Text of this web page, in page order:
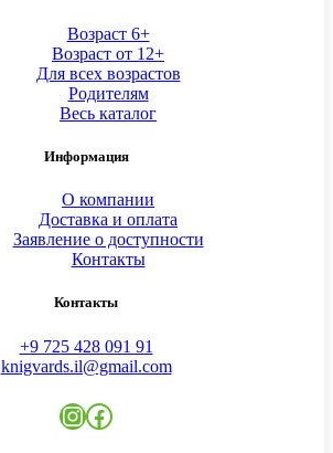
Возраст 6+
Возраст от 12+
Для всех возрастов
Родителям
Весь каталог
Информация
О компании
Доставка и оплата
Заявление о доступности
Контакты
Контакты
+9 725 428 091 91
knigvards.il@gmail.com
Instagram
Facebook